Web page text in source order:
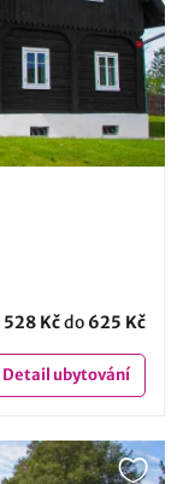
528 Kčdo 625 Kč
Detailubytování